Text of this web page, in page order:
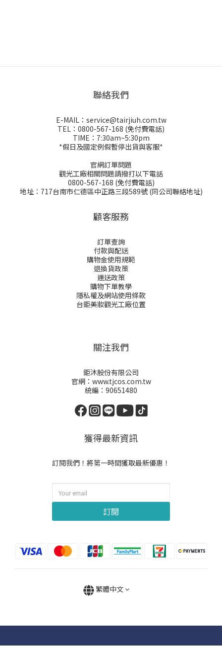
聯絡我們
E-MAIL：service@tairjiuh.com.tw
TEL：0800-567-168 (免付費電話)
TIME：7:30am~5:30pm
*假日及國定例假暫停出貨與客服*
官網訂單問題
觀光工廠相關問題請撥打以下電話
0800-567-168 (免付費電話)
地址：717台南市仁德區中正路三段589號 (同公司聯絡地址)
顧客服務
訂單查詢
付款與配送
購物金使用規範
退換貨政策
運送政策
購物下單教學
隱私權及網站使用條款
台鉅美妝觀光工廠位置
關注我們
鉅沐股份有限公司
官網：www.tjcos.com.tw
統編：90651480
獲得最新資訊
訂閱我們！將第一時間獲取最新優惠！
訂閱
繁體中文